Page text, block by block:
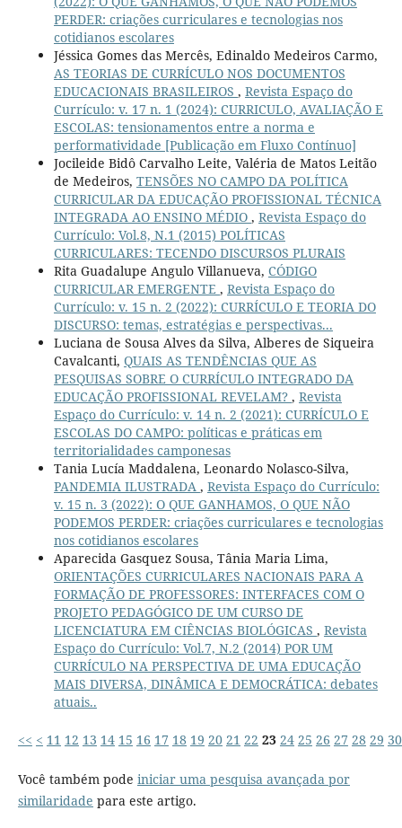
PERDER: criações curriculares e tecnologias nos
cotidianos escolares
Jéssica Gomes das Mercês, Edinaldo Medeiros Carmo,
AS TEORIAS DE CURRÍCULO NOS DOCUMENTOS
EDUCACIONAIS BRASILEIROS , Revista Espaço do
Currículo: v. 17 n. 1 (2024): CURRICULO, AVALIAÇÃO E
ESCOLAS: tensionamentos entre a norma e
performatividade [Publicação em Fluxo Contínuo]
Jocileide Bidô Carvalho Leite, Valéria de Matos Leitão
de Medeiros, TENSÕES NO CAMPO DA POLÍTICA
CURRICULAR DA EDUCAÇÃO PROFISSIONAL TÉCNICA
INTEGRADA AO ENSINO MÉDIO , Revista Espaço do
Currículo: Vol.8, N.1 (2015) POLÍTICAS
CURRICULARES: TECENDO DISCURSOS PLURAIS
Rita Guadalupe Angulo Villanueva, CÓDIGO
CURRICULAR EMERGENTE , Revista Espaço do
Currículo: v. 15 n. 2 (2022): CURRÍCULO E TEORIA DO
DISCURSO: temas, estratégias e perspectivas...
Luciana de Sousa Alves da Silva, Alberes de Siqueira
Cavalcanti, QUAIS AS TENDÊNCIAS QUE AS
PESQUISAS SOBRE O CURRÍCULO INTEGRADO DA
EDUCAÇÃO PROFISSIONAL REVELAM? , Revista
Espaço do Currículo: v. 14 n. 2 (2021): CURRÍCULO E
ESCOLAS DO CAMPO: políticas e práticas em
territorialidades camponesas
Tania Lucía Maddalena, Leonardo Nolasco-Silva,
PANDEMIA ILUSTRADA , Revista Espaço do Currículo:
v. 15 n. 3 (2022): O QUE GANHAMOS, O QUE NÃO
PODEMOS PERDER: criações curriculares e tecnologias
nos cotidianos escolares
Aparecida Gasquez Sousa, Tânia Maria Lima,
ORIENTAÇÕES CURRICULARES NACIONAIS PARA A
FORMAÇÃO DE PROFESSORES: INTERFACES COM O
PROJETO PEDAGÓGICO DE UM CURSO DE
LICENCIATURA EM CIÊNCIAS BIOLÓGICAS , Revista
Espaço do Currículo: Vol.7, N.2 (2014) POR UM
CURRÍCULO NA PERSPECTIVA DE UMA EDUCAÇÃO
MAIS DIVERSA, DINÂMICA E DEMOCRÁTICA: debates
atuais..
<< < 11 12 13 14 15 16 17 18 19 20 21 22 23 24 25 26 27 28 29 30
Você também pode iniciar uma pesquisa avançada por
similaridade para este artigo.